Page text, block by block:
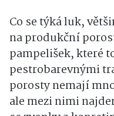
Co se týká luk,
na produkční
pampelišek, které
pestrobarevnými
porosty nemají
ale mezi nimi